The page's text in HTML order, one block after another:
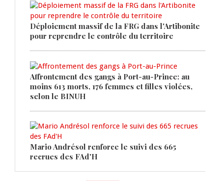
Déploiement massif de la FRG dans l'Artibonite
pour reprendre le contrôle du territoire
Affrontement des gangs à Port-au-Prince: au
moins 613 morts, 176 femmes et filles violées,
selon le BINUH
Mario Andrésol renforce le suivi des 665
recrues des FAd'H